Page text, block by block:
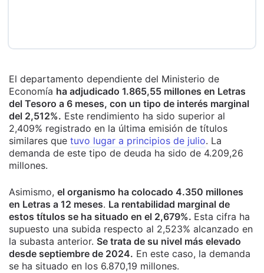
El departamento dependiente del Ministerio de
Economía ha adjudicado 1.865,55 millones en Letras
del Tesoro a 6 meses, con un tipo de interés marginal
del 2,512%. Este rendimiento ha sido superior al
2,409% registrado en la última emisión de títulos
similares que tuvo lugar a principios de julio. La
demanda de este tipo de deuda ha sido de 4.209,26
millones.
Asimismo, el organismo ha colocado 4.350 millones
en Letras a 12 meses. La rentabilidad marginal de
estos títulos se ha situado en el 2,679%. Esta cifra ha
supuesto una subida respecto al 2,523% alcanzado en
la subasta anterior. Se trata de su nivel más elevado
desde septiembre de 2024. En este caso, la demanda
se ha situado en los 6.870,19 millones.